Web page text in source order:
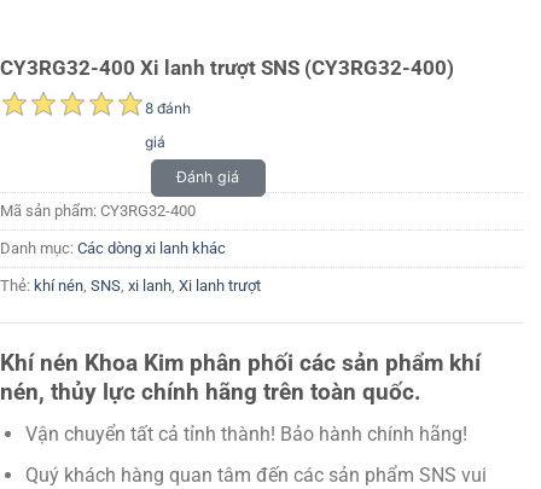
CY3RG32-400 Xi lanh trượt SNS (CY3RG32-400)
8 đánh
giá
Đánh giá
Mã sản phẩm: CY3RG32-400
Danh mục: Các dòng xi lanh khác
Thẻ: khí nén, SNS, xi lanh, Xi lanh trượt
Khí nén Khoa Kim phân phối các sản phẩm khí
nén, thủy lực chính hãng trên toàn quốc.
Vận chuyển tất cả tỉnh thành! Bảo hành chính hãng!
Quý khách hàng quan tâm đến các sản phẩm SNS vui